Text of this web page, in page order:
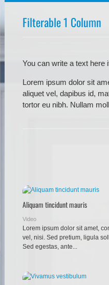
Filterable 1 Column
You can write a text here
Lorem ipsum dolor sit
aliquet vel, dapibus id,
tortor eu nibh. Nullam
Aliquam tincidunt mauris
Video
Lorem ipsum dolor sit amet,
vel, nisi. Sed pretium, ligula
Sed egestas, ante...